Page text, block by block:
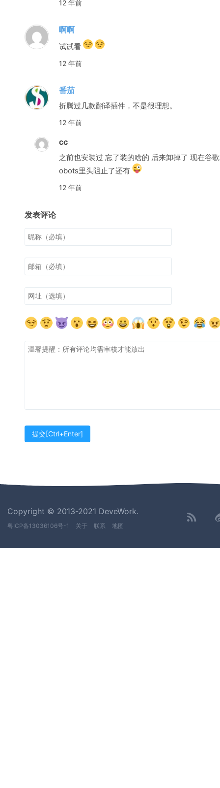
12 年前
啊啊
试试看
12 年前
番茄
折腾过几款翻译插件，不是很理想。
12 年前
cc
之前也安装过 忘了装的啥的 后来卸掉了 现在谷
obots里头阻止了还有
12 年前
发表评论
Copyright © 2013-2021 DeveWork.
粤ICP备13036106号-1 关于 联系 地图